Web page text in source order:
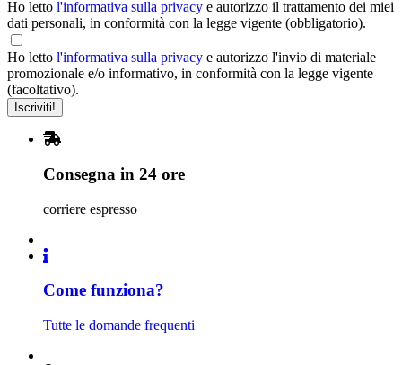
Ho letto l'informativa sulla privacy e autorizzo il trattamento dei miei
dati personali, in conformità con la legge vigente (obbligatorio).
Ho letto l'informativa sulla privacy e autorizzo l'invio di materiale
promozionale e/o informativo, in conformità con la legge vigente
(facoltativo).
Consegna in 24 ore
corriere espresso
Come funziona?
Tutte le domande frequenti